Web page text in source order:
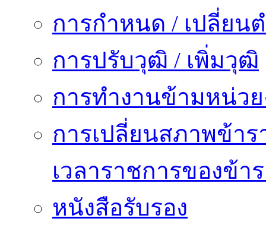
การกำหนด / เปลี่ยน
การปรับวุฒิ / เพิ่มวุฒิ
การทำงานข้ามหน่ว
การเปลี่ยนสภาพข้า
เวลาราชการของข้า
หนังสือรับรอง